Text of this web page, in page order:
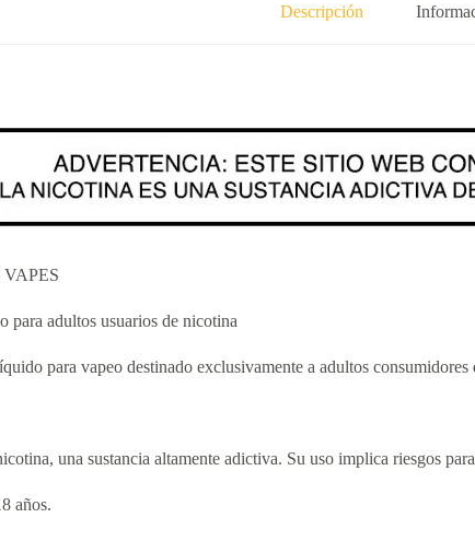
Descripción
para adultos usuarios de nicotina
para vapeo destinado exclusivamente a adultos
una sustancia altamente adictiva. Su uso implica riesgos
años.